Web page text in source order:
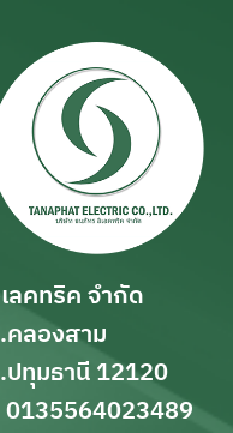
ลคทริค จำกัด
ลองสาม
ทุมธานี 12120
0135564023489